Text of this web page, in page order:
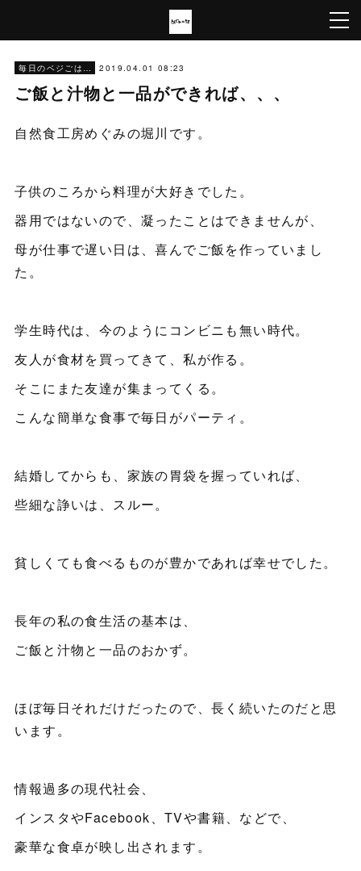
毎日のベジごはん 2019.04.01 08:23
ご飯と汁物と一品ができれば、、、
自然食工房めぐみの堀川です。
子供のころから料理が大好きでした。
器用ではないので、凝ったことはできませんが、
母が仕事で遅い日は、喜んでご飯を作っていまし
た。
学生時代は、今のようにコンビニも無い時代。
友人が食材を買ってきて、私が作る。
そこにまた友達が集まってくる。
こんな簡単な食事で毎日がパーティ。
結婚してからも、家族の胃袋を握っていれば、
些細な諍いは、スルー。
貧しくても食べるものが豊かであれば幸せでした。
長年の私の食生活の基本は、
ご飯と汁物と一品のおかず。
ほぼ毎日それだけだったので、長く続いたのだと思
います。
情報過多の現代社会、
インスタやFacebook、TVや書籍、などで、
豪華な食卓が映し出されます。